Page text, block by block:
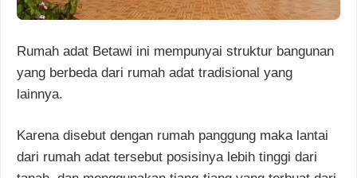
Rumah adat Betawi ini mempunyai struktur bangunan
yang berbeda dari rumah adat tradisional yang
lainnya.
Karena disebut dengan rumah panggung maka lantai
dari rumah adat tersebut posisinya lebih tinggi dari